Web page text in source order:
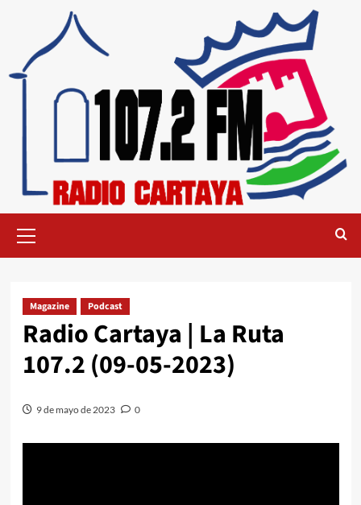
Magazine Podcast
Radio Cartaya | La Ruta
107.2 (09-05-2023)
9 de mayo de 2023 0